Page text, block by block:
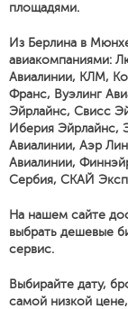
площадями.
Из Берлина в
авиакомпаниями:
Авиалинии, КЛМ,
Франс, Вуэлинг
Эйрлайнс, Свисс
Иберия Эйрлайнс,
Авиалинии, Аэр
Авиалинии,
Сербия, СКАЙ
На нашем сайте
выбрать дешевые
сервис.
Выбирайте дату,
самой низкой